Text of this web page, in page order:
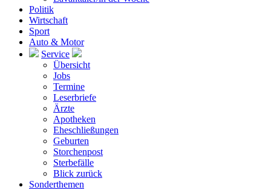
Politik
Wirtschaft
Sport
Auto & Motor
Service
Übersicht
Jobs
Termine
Leserbriefe
Ärzte
Apotheken
Eheschließungen
Geburten
Storchenpost
Sterbefälle
Blick zurück
Sonderthemen